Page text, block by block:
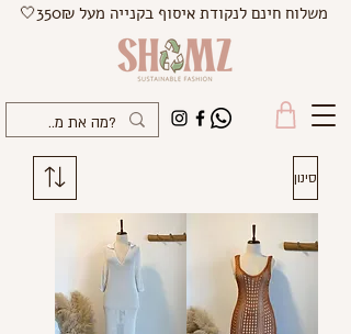
משלוח חינם לנקודת איסוף בקנייה מעל 350₪🤍
סינון